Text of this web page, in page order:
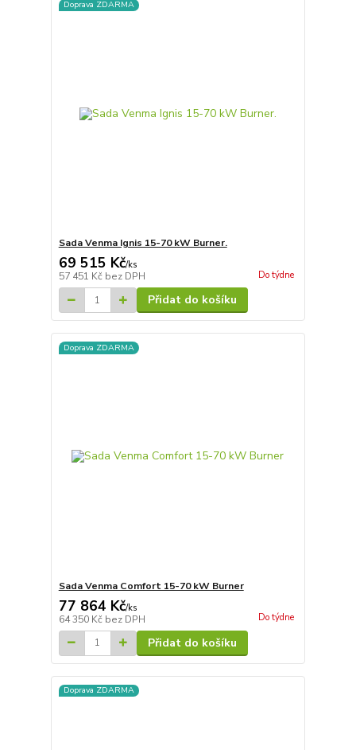
Doprava ZDARMA
Sada Venma Ignis 15-70 kW Burner.
69 515 Kč/ks
57 451 Kč bez DPH Do týdne
Přidat do košíku
Doprava ZDARMA
Sada Venma Comfort 15-70 kW Burner
77 864 Kč/ks
64 350 Kč bez DPH Do týdne
Přidat do košíku
Doprava ZDARMA